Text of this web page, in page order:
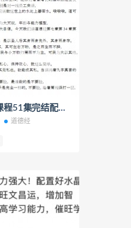
冯唐讲道德经音频课程51集完结配套文字资料百度网盘下载学习
道德经